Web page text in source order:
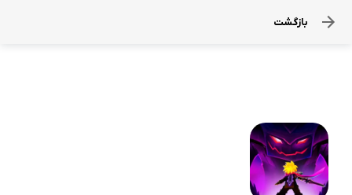
بازگشت